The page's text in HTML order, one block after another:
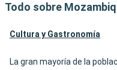
Todo sobre
Cultura y Gastronomía
La gran mayoría de la